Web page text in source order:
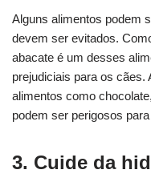
Alguns alimentos podem
devem ser evitados.
abacate é um desses
prejudiciais para os cães.
alimentos como
podem ser perigosos
3. Cuide da